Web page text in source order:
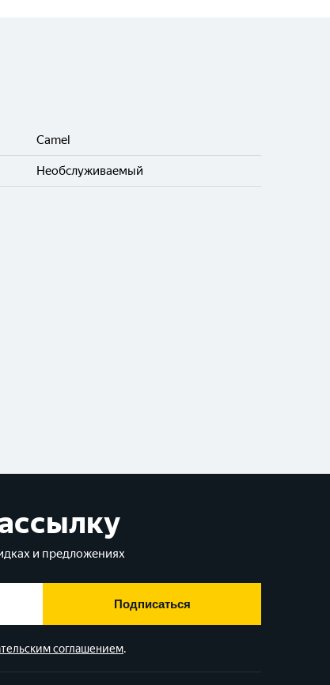
Camel
Необслуживаемый
и предложениях
Подписаться
соглашением.